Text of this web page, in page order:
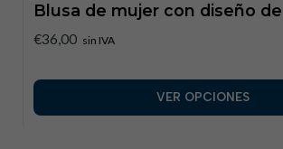
Blusa de mujer con diseño
€36,00 sin IVA
VER OPCIONES